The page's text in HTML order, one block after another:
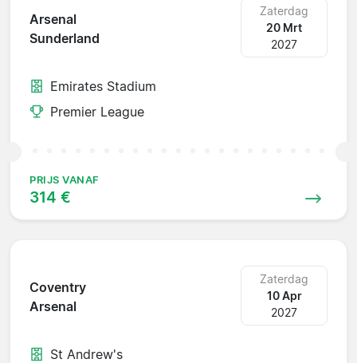
Arsenal
Sunderland
Zaterdag
20 Mrt
2027
Emirates Stadium
Premier League
PRIJS VANAF
314 €
Coventry
Arsenal
Zaterdag
10 Apr
2027
St Andrew's